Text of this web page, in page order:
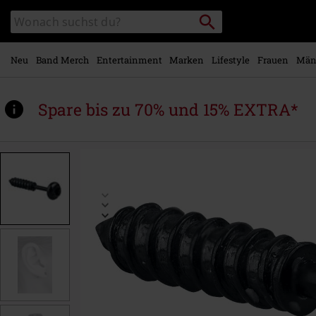
Hauptinhalt
springen
Katalog
durchsuchen
Packstation
suchen
Neu Band Merch Entertainment Marken Lifestyle Frauen
Spare bis zu 70% und 15% EXTRA*
www.emp.at/p/screw/315742St.html